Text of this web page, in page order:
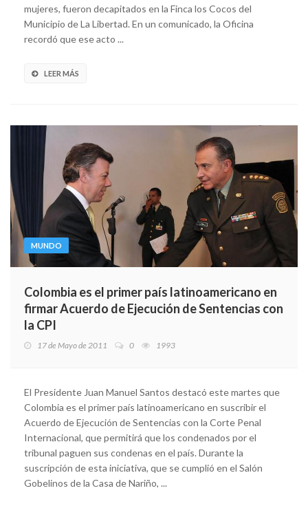
mujeres, fueron decapitados en la Finca los Cocos del
Municipio de La Libertad. En un comunicado, la Oficina
recordó que ese acto ...
LEER MÁS
MUNDO
Colombia es el primer país latinoamericano en
firmar Acuerdo de Ejecución de Sentencias con
la CPI
17 de Mayo de 2011 0 1993
El Presidente Juan Manuel Santos destacó este martes que
Colombia es el primer país latinoamericano en suscribir el
Acuerdo de Ejecución de Sentencias con la Corte Penal
Internacional, que permitirá que los condenados por el
tribunal paguen sus condenas en el país. Durante la
suscripción de esta iniciativa, que se cumplió en el Salón
Gobelinos de la Casa de Nariño, ...